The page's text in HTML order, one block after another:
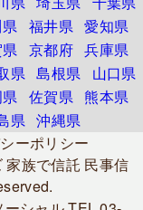
福井県 愛知県
京都府 兵庫県
県 島根県
山口県
佐賀県
熊本県
県 沖縄県
ーポリシー
家族で信託 民事信